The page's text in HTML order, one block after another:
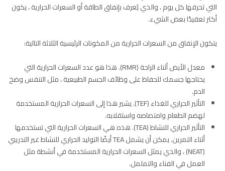
التي تحرقها كل يوم ، والذي يُعرف بإنفاق الطاقة أو السعرات الحرارية ، يكون
أكثر تعقيدًا بعض الشيء.
يتكون الإنفاق من السعرات الحرارية من المكونات الرئيسية الثلاثة التالية:
معدل الأيض أثناء الراحة (RMR). هذا هو عدد السعرات الحرارية التي
يحتاجها جسمك للحفاظ على وظائف الجسم الطبيعية ، مثل التنفس وضخ
الدم.
التأثير الحراري للغذاء (TEF). يشير هذا إلى السعرات الحرارية المستخدمة
لهضم الطعام وامتصاصه واستقلابه.
التأثير الحراري للنشاط (TEA). هذه هي السعرات الحرارية التي تستخدمها
أثناء التمرين. يمكن أن يشمل TEA أيضًا التوليد الحراري للنشاط غير التدريبي
(NEAT) ، والذي يمثل السعرات الحرارية المستخدمة في أنشطة مثل
العمل في الفناء والتململ.